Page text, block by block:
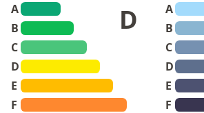
A
B
C
D
E
F
D
A
B
C
D
E
F